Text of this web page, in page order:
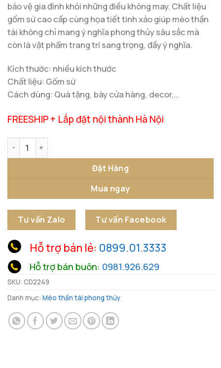
bảo vệ gia đình khỏi những điều không may. Chất liệu
gốm sứ cao cấp cùng họa tiết tinh xảo giúp mèo thần
tài không chỉ mang ý nghĩa phong thủy sâu sắc mà
còn là vật phẩm trang trí sang trọng, đầy ý nghĩa.
Kích thước: nhiều kích thước
Chất liệu: Gốm sứ
Cách dùng: Quà tặng, bày cửa hàng, decor,…
FREESHIP + Lắp đặt nội thành Hà Nội
Mèo Thần Tài Phú Quý Chiêu Tài số lượng
Đặt Hàng
Mua ngay
Tư vấn Zalo Tư vấn Facebook
Hỗ trợ bán lẻ: 0899.01.3333
Hỗ trợ bán buôn: 0981.926.629
SKU: CD2249
Danh mục: Mèo thần tài phong thủy